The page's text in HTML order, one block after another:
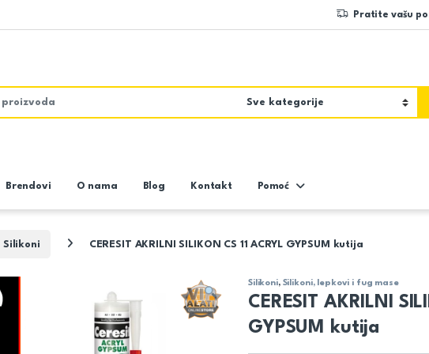
Pratite vašu
Brendovi O nama Blog Kontakt Pomoć
Silikoni CERESIT AKRILNI SILIKON CS 11 ACRYL GYPSUM kutija
Silikoni, Silikoni, lepkovi i fug mase
CERESIT AKRILNI
GYPSUM kutija